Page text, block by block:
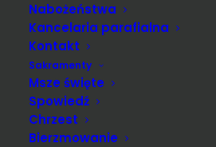
Nabożeństwa
Kancelaria parafialna
Kontakt
Sakramenty
Msze święte
Spowiedź
Chrzest
Bierzmowanie